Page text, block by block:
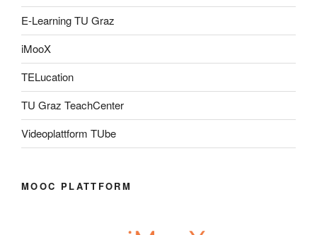
E-Learning TU Graz
iMooX
TELucation
TU Graz TeachCenter
Videoplattform TUbe
MOOC PLATTFORM